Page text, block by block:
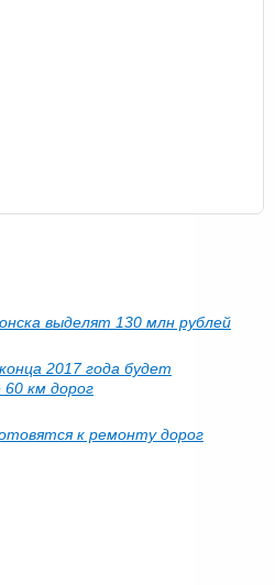
выделят 130 млн рублей
2017 года будет
км дорог
к ремонту дорог